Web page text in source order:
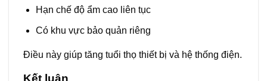
Hạn chế độ ẩm cao liên tục
Có khu vực bảo quản riêng
Điều này giúp tăng tuổi thọ thiết bị và hệ thống điện.
Kết luận